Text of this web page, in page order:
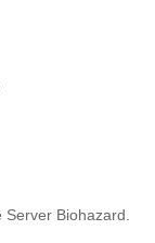
Server Biohazard.